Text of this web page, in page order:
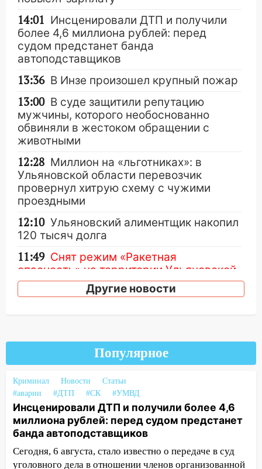
14:01 Инсценировали ДТП и получили
более 4,6 миллиона рублей: перед
судом предстанет банда
автоподставщиков
13:36 В Инзе произошел крупный пожар
13:00 В суде защитили репутацию
мужчины, которого необоснованно
обвиняли в жестоком обращении с
животными
12:28 Миллион на «льготниках»: в
Ульяновской области перевозчик
провернул хитрую схему с чужими
проездными
12:10 Ульяновский алиментщик накопил
120 тысяч долга
11:49 Снят режим «Ракетная
опасность» на территории Ульяновской
области
Соцсети: на Рябикова автомобиль
врезался в забор
10:27
Где есть бензин в Ульяновске
днем 6 августа: список АЗС
10:16 Внимание! В Ульяновской области
объявлена ракетная опасность
10:00 В Старомайнском районе утонул
Другие новости
Популярное
Криминал Новости
Статьи
#аварии
#ДТП #СК #УМВД
Инсценировали ДТП и получили более 4,6
миллиона рублей: перед судом предстанет
банда автоподставщиков
Сегодня, 6 августа, стало известно о передаче в суд
уголовного дела в отношении членов организованной